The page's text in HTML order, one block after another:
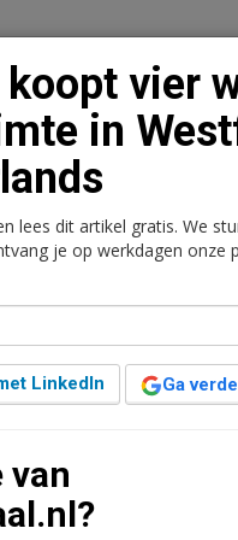
Contact
Retail Logistiek
the
1 minuut leestijd
en een kantoor
vier
in
lees dit artikel gratis. We
je op werkdagen onze
LinkedIn Ga
van